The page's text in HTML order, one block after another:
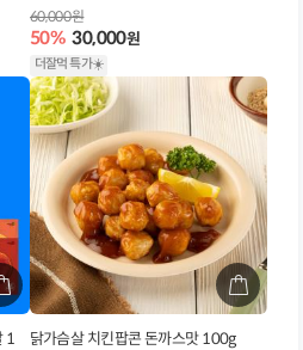
50% 30,000원
60,000원
더잘먹 특가☀️
1
닭가슴살 치킨팝콘 돈까스맛 100g